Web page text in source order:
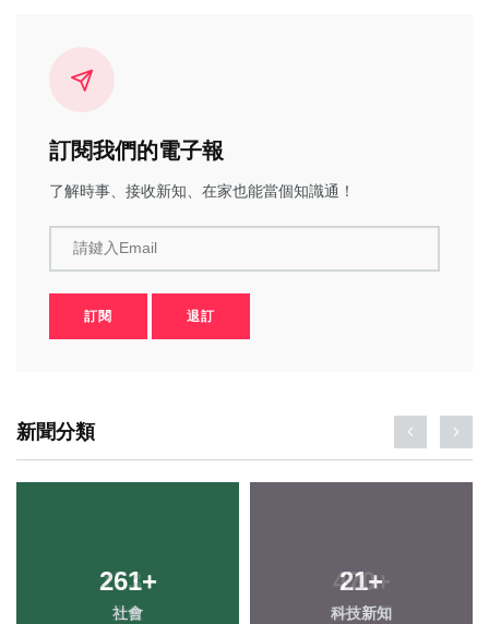
訂閱我們的電子報
了解時事、接收新知、在家也能當個知識通！
請鍵入Email
訂閱 退訂
新聞分類
261+
社會
21+
科技新知